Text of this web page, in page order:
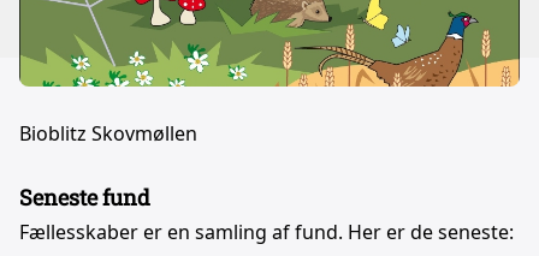
Bioblitz Skovmøllen
Seneste fund
Fællesskaber er en samling af fund. Her er de seneste: